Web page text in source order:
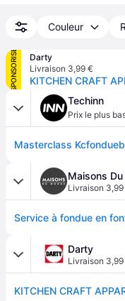
Couleur
SPONSORISÉ
Darty
Livraison 3,99 €
Techinn
Prix le plus
Maisons
Livraison 3,99
Darty
Livraison 3,99